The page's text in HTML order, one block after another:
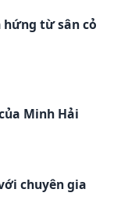
hứng từ sân cỏ
Minh Hải
chuyên gia